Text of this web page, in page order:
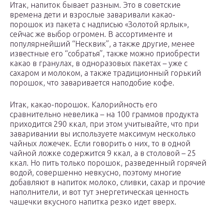
Итак, напиток бывает разным. Это в советские
времена дети и взрослые заваривали какао-
порошок из пакета с надписью «Золотой ярлык»,
сейчас же выбор огромен. В ассортименте и
популярнейший “Несквик”, а также другие, менее
известные его “собратья”, также можно приобрести
какао в гранулах, в одноразовых пакетах – уже с
сахаром и молоком, а также традиционный горький
порошок, что заваривается наподобие кофе.
Итак, какао-порошок. Калорийность его
сравнительно невелика – на 100 граммов продукта
приходится 290 ккал, при этом учитывайте, что при
заваривании вы используете максимум несколько
чайных ложечек. Если говорить о них, то в одной
чайной ложке содержится 9 ккал, а в столовой – 25
ккал. Но пить только порошок, разведенный горячей
водой, совершенно невкусно, поэтому многие
добавляют в напиток молоко, сливки, сахар и прочие
наполнители, и вот тут энергетическая ценность
чашечки вкусного напитка резко идет вверх.